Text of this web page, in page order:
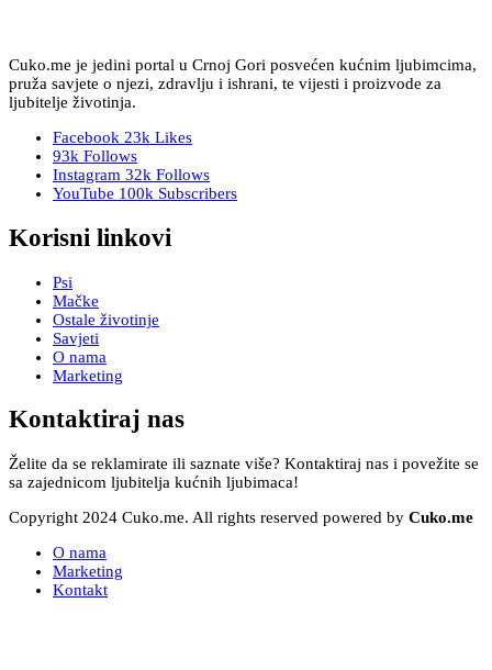
Cuko.me je jedini portal u Crnoj Gori posvećen kućnim ljubimcima,
pruža savjete o njezi, zdravlju i ishrani, te vijesti i proizvode za
ljubitelje životinja.
Facebook 23k Likes
93k Follows
Instagram 32k Follows
YouTube 100k Subscribers
Korisni linkovi
Psi
Mačke
Ostale životinje
Savjeti
O nama
Marketing
Kontaktiraj nas
Želite da se reklamirate ili saznate više? Kontaktiraj nas i povežite se
sa zajednicom ljubitelja kućnih ljubimaca!
Copyright 2024 Cuko.me. All rights reserved powered by Cuko.me
O nama
Marketing
Kontakt